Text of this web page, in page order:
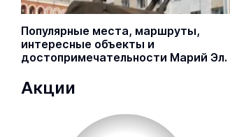
Популярные места, маршруты,
интересные объекты и
достопримечательности Марий Эл.
Акции